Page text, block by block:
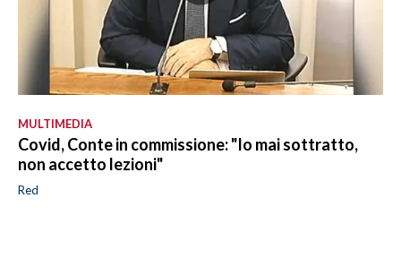
MULTIMEDIA
Covid, Conte in commissione: "Io mai sottratto,
non accetto lezioni"
Red